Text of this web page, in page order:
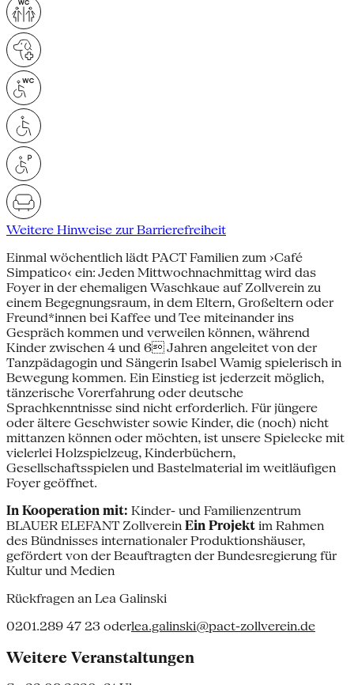
Weitere Hinweise zur Barrierefreiheit
Einmal wöchentlich lädt PACT Familien zum ›Café
Simpatico‹ ein: Jeden Mittwochnachmittag wird das
Foyer in der ehemaligen Waschkaue auf Zollverein zu
einem Begegnungsraum, in dem Eltern, Großeltern oder
Freund*innen bei Kaffee und Tee miteinander ins
Gespräch kommen und verweilen können, während
Kinder zwischen 4 und 6 Jahren angeleitet von der
Tanzpädagogin und Sängerin Isabel Wamig spielerisch in
Bewegung kommen. Ein Einstieg ist jederzeit möglich,
tänzerische Vorerfahrung oder deutsche
Sprachkenntnisse sind nicht erforderlich. Für jüngere
oder ältere Geschwister sowie Kinder, die (noch) nicht
mittanzen können oder möchten, ist unsere Spielecke mit
vielerlei Holzspielzeug, Kinderbüchern,
Gesellschaftsspielen und Bastelmaterial im weitläufigen
Foyer geöffnet.
In Kooperation mit: Kinder- und Familienzentrum
BLAUER ELEFANT Zollverein Ein Projekt im Rahmen
des Bündnisses internationaler Produktionshäuser,
gefördert von der Beauftragten der Bundesregierung für
Kultur und Medien
Rückfragen an Lea Galinski
0201.289 47 23 oderlea.galinski@pact-zollverein.de
Weitere Veranstaltungen